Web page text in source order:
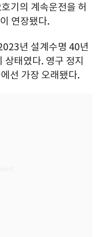
기의 계속운전을 허
연장됐다.
년 설계수명 40년
태였다. 영구 정지
선 가장 오래됐다.